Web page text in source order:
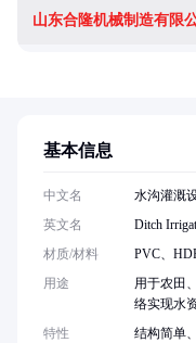
山东合隆机械制造有限
基本信息
中文名
水沟灌溉
英文名
Ditch
材质/材料
PVC、
用途
用于农田
络实现水
特性
结构简单